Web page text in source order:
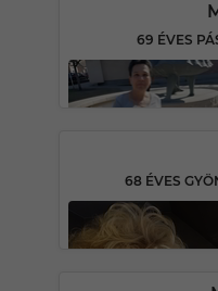
69 ÉVES
68 ÉVES